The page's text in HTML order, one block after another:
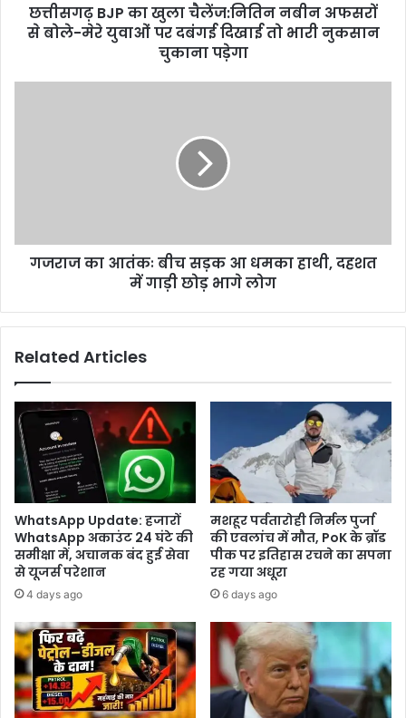
युवाओं
छत्तीसगढ़ BJP का खुला चैलेंज:नितिन नबीन अफसरों
से बोले-मेरे युवाओं पर दबंगई दिखाई तो भारी नुकसान
चुकाना पड़ेगा
दहशत
गजराज का आतंकः बीच सड़क आ धमका हाथी, दहशत
में गाड़ी छोड़ भागे लोग
Related Articles
WhatsApp Update: हजारों
WhatsApp अकाउंट 24 घंटे की
समीक्षा में, अचानक बंद हुई सेवा
से यूजर्स परेशान
4 days ago
मशहूर पर्वतारोही निर्मल पुर्जा
की एवलांच में मौत, PoK के ब्रॉड
पीक पर इतिहास रचने का सपना
रह गया अधूरा
6 days ago